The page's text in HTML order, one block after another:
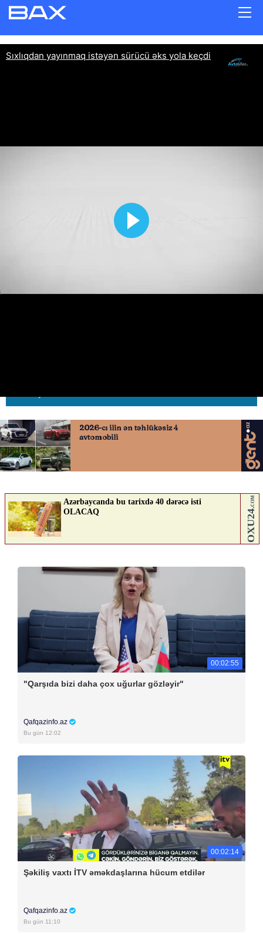
Sıxlıqdan yayınmaq istəyən
00:02:55
"Qarşıda bizi daha çox uğurlar gözləyir"
Qafqazinfo.az
Bu gün 12:02
00:02:14
Şəkiliş vaxtı İTV əməkdaşlarına hücum etdilər
Qafqazinfo.az
Bu gün 11:10